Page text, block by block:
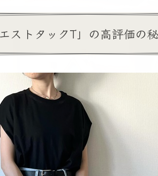
ストタックT」の高評価の